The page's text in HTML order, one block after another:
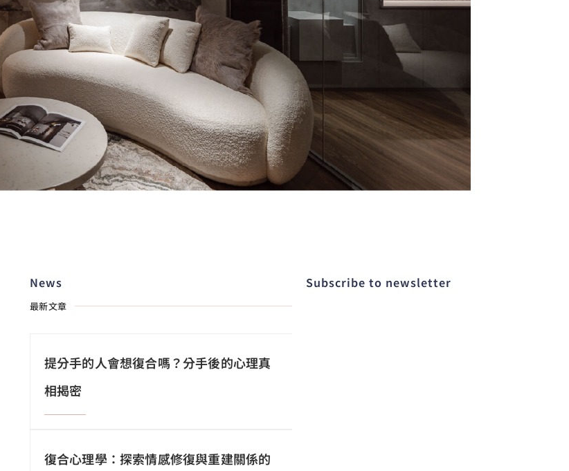
News
最新文章
提分手的人會想復合嗎？分手後的心理真
相揭密
復合心理學：探索情感修復與重建關係的
Subscribe to newsletter​